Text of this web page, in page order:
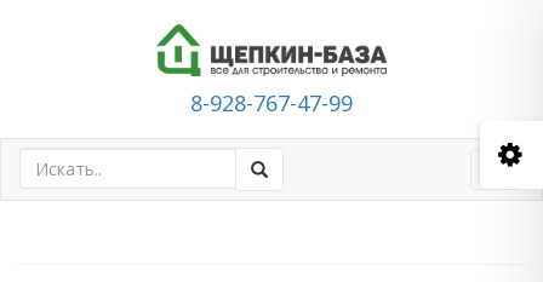
8-928-767-47-99